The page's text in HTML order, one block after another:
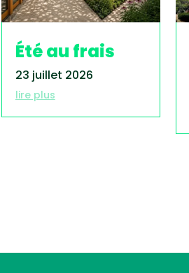
Été au frais
23 juillet 2026
lire plus